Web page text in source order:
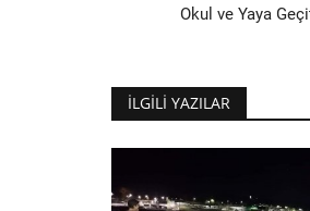
Okul ve Yaya
İLGILI YAZILAR